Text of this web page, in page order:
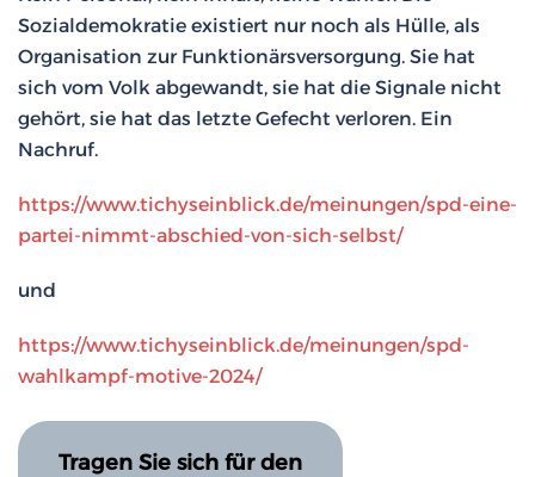
Sozialdemokratie existiert nur noch als Hülle, als
Organisation zur Funktionärsversorgung. Sie hat
sich vom Volk abgewandt, sie hat die Signale nicht
gehört, sie hat das letzte Gefecht verloren. Ein
Nachruf.
https://www.tichyseinblick.de/meinungen/spd-eine-
partei-nimmt-abschied-von-sich-selbst/
und
https://www.tichyseinblick.de/meinungen/spd-
wahlkampf-motive-2024/
Tragen Sie sich für den